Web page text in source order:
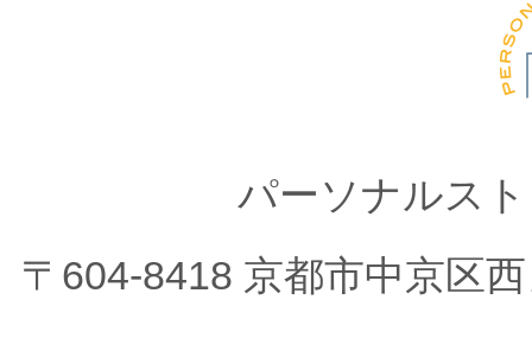
パーソナルス
〒604-8418 京都市中京区